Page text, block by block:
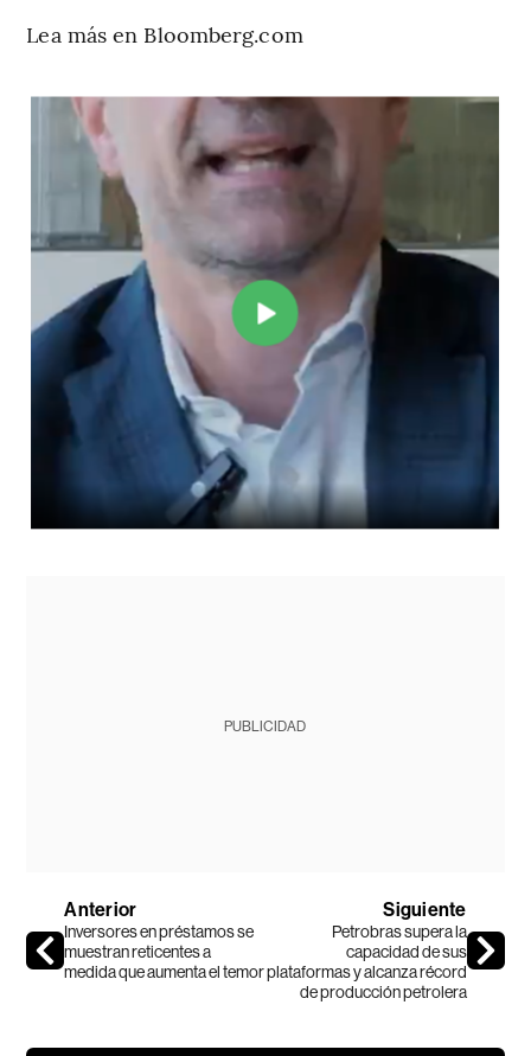
Lea más en Bloomberg.com
PUBLICIDAD
Anterior
Inversores en préstamos se
muestran reticentes a
medida que aumenta el temor
Siguiente
Petrobras supera la
capacidad de sus
plataformas y alcanza récord
de producción petrolera